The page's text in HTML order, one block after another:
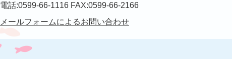
電話:0599-66-1116 FAX:0599-66-2166
メールフォームによるお問い合わせ